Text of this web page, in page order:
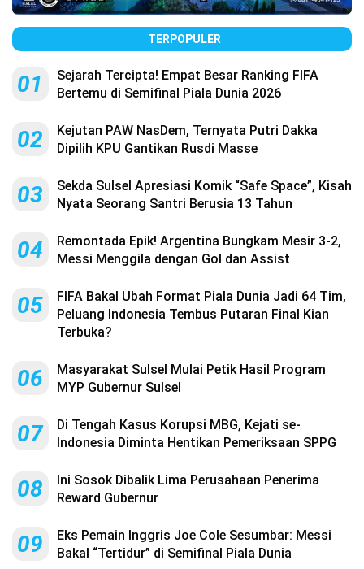
TERPOPULER
01
Sejarah Tercipta! Empat Besar Ranking FIFA
Bertemu di Semifinal Piala Dunia 2026
02
Kejutan PAW NasDem, Ternyata Putri Dakka
Dipilih KPU Gantikan Rusdi Masse
03
Sekda Sulsel Apresiasi Komik “Safe Space”, Kisah
Nyata Seorang Santri Berusia 13 Tahun
04
Remontada Epik! Argentina Bungkam Mesir 3-2,
Messi Menggila dengan Gol dan Assist
05
FIFA Bakal Ubah Format Piala Dunia Jadi 64 Tim,
Peluang Indonesia Tembus Putaran Final Kian
Terbuka?
06
Masyarakat Sulsel Mulai Petik Hasil Program
MYP Gubernur Sulsel
07
Di Tengah Kasus Korupsi MBG, Kejati se-
Indonesia Diminta Hentikan Pemeriksaan SPPG
08
Ini Sosok Dibalik Lima Perusahaan Penerima
Reward Gubernur
09
Eks Pemain Inggris Joe Cole Sesumbar: Messi
Bakal “Tertidur” di Semifinal Piala Dunia